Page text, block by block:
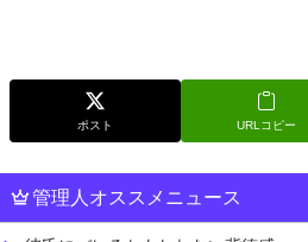
ポスト URLコピー
管理人オススメニュース